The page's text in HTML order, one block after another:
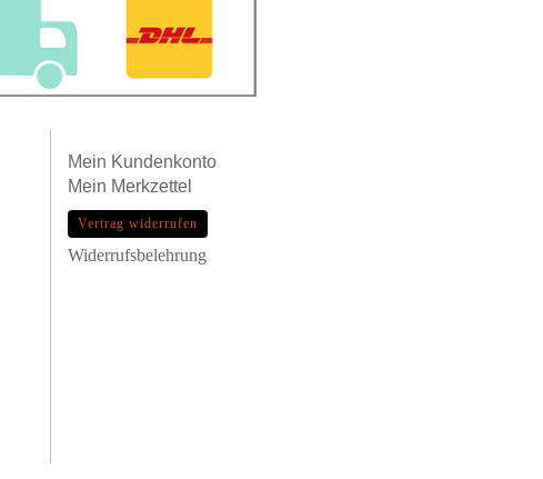
Mein Kundenkonto
Mein Merkzettel
Vertrag widerrufen
Widerrufsbelehrung